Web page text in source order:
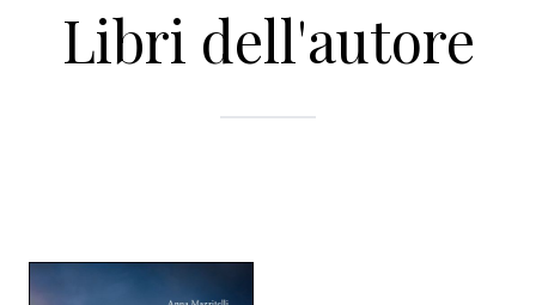
Libri dell'autore